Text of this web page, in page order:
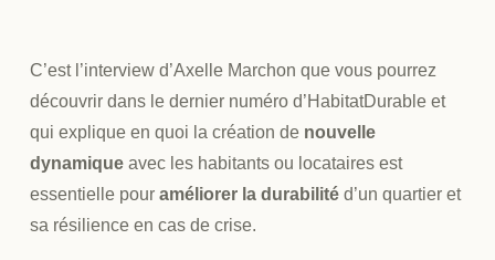
C’est l’interview d’Axelle Marchon que vous pourrez
découvrir dans le dernier numéro d’HabitatDurable et
qui explique en quoi la création de nouvelle
dynamique avec les habitants ou locataires est
essentielle pouraméliorer la durabilité d’un quartier et
sa résilience en cas de crise.